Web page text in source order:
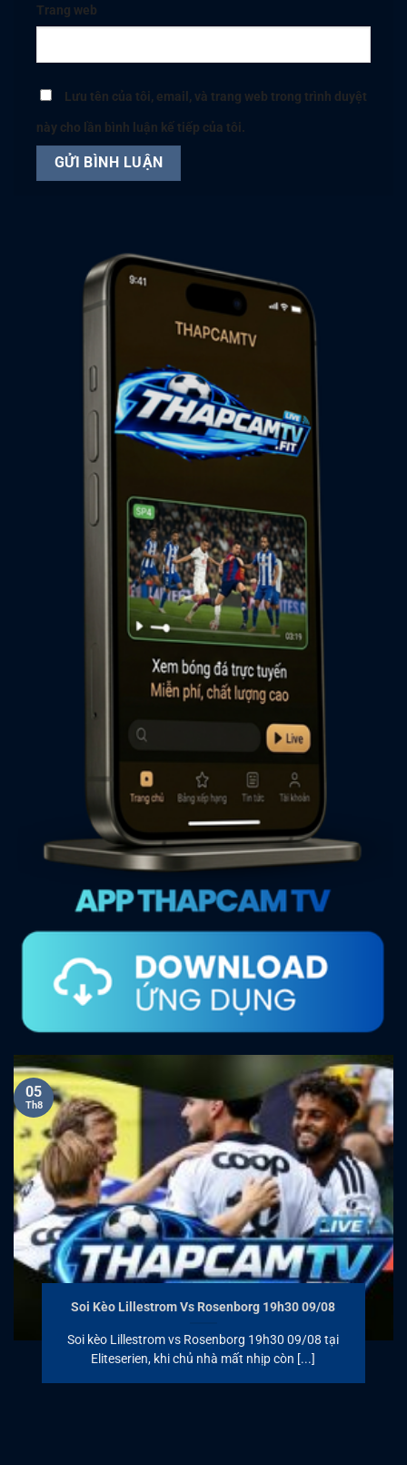
Trang web
Lưu tên của tôi, email, và trang web trong trình duyệt
này cho lần bình luận kế tiếp của tôi.
Soi Kèo Lillestrom Vs Rosenborg 19h30 09/08
Soi kèo Lillestrom vs Rosenborg 19h30 09/08 tại
Eliteserien, khi chủ nhà mất nhịp còn [...]
05
Th8